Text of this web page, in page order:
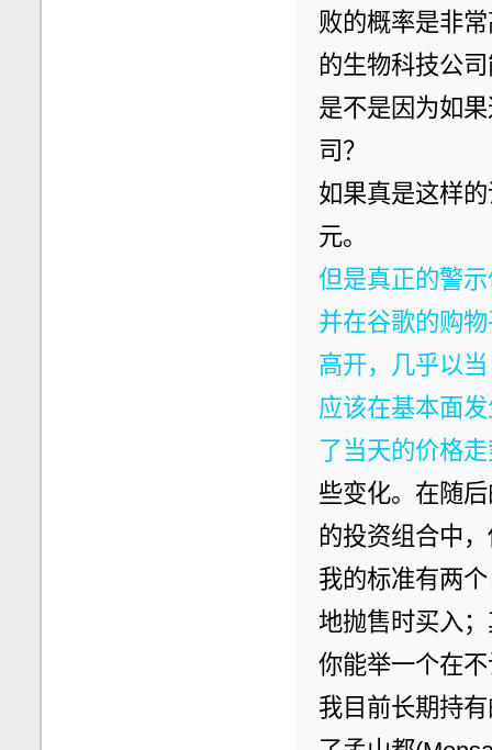
败的概率是非
的生物科技公
是不是因为如
司？
如果真是这样
元。
但是真正的警
并在谷歌的购
高开，几乎以
应该在基本面
了当天的价格
些变化。在随
的投资组合中
我的标准有两
地抛售时买入
你能举一个在
我目前长期持